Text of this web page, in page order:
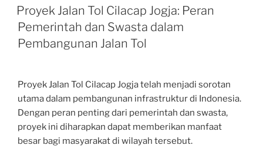
ON
Proyek Jalan Tol Cilacap Jogja: Peran
Pemerintah dan Swasta dalam
Pembangunan Jalan Tol
Proyek Jalan Tol Cilacap Jogja telah menjadi sorotan
utama dalam pembangunan infrastruktur di Indonesia.
Dengan peran penting dari pemerintah dan swasta,
proyek ini diharapkan dapat memberikan manfaat
besar bagi masyarakat di wilayah tersebut.